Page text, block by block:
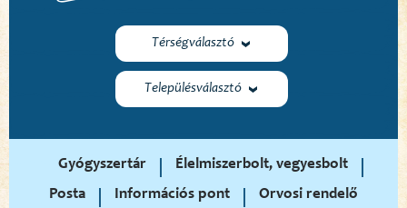
Térségválasztó
Településválasztó
Gyógyszertár
Élelmiszerbolt, vegyesbolt
Posta
Információs pont Orvosi rendelő